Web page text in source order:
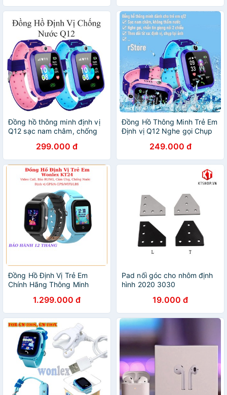
KT01, TD-06W, DF25, DF31,
DF
Đồng hồ thông minh định vị
Q12 sạc nam châm, chống
điện thoại.299.000 đ
Đồng Hồ Thông Minh Trẻ Em
Định vị Q12 Nghe gọi Chụp
nước Hàng loại 1
249.000 đ
Đồng Hồ Định Vị Trẻ Em
Chính Hãng Thông Minh
Nước, Có RUNG, 4G Video
Call, nghe gọi Giá Rẻ
1.299.000 đ
Pad nối góc cho nhôm định
hình 2020 3030
19.000 đ